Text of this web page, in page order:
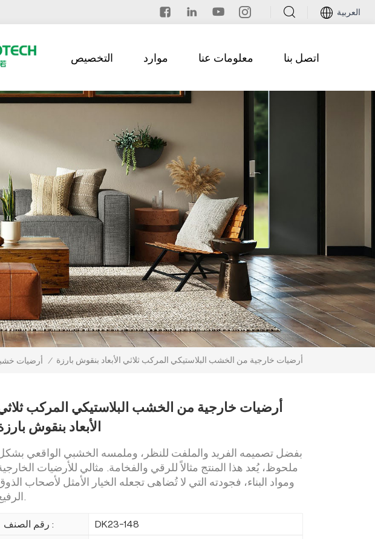
العربية
التخصيص موارد معلومات عنا اتصل بنا
أرضيات / أرضيات خارجية من الخشب البلاستيكي المركب ثلاثي الأبعاد بنقوش بارزة
أرضيات خارجية من الخشب البلاستيكي المركب
الأبعاد بنقوش
بفضل تصميمه الفريد والملفت للنظر، وملمسه الخشبي الواقعي
ملحوظ، يُعد هذا المنتج مثالاً للرقي والفخامة. مثالي للأرضيات
ومواد البناء، فجودته التي لا تُضاهى تجعله الخيار الأمثل لأصحاب
الرفيع.
رقم الصنف : DK23-148